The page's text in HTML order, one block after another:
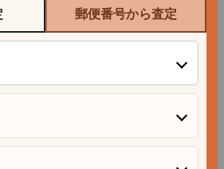
郵便番号から査定